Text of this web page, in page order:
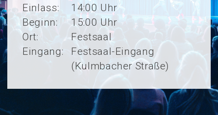
Einlass:
14:00 Uhr
Beginn:
15:00 Uhr
Ort:
Festsaal
Eingang:
Festsaal-Eingang
(Kulmbacher Straße)